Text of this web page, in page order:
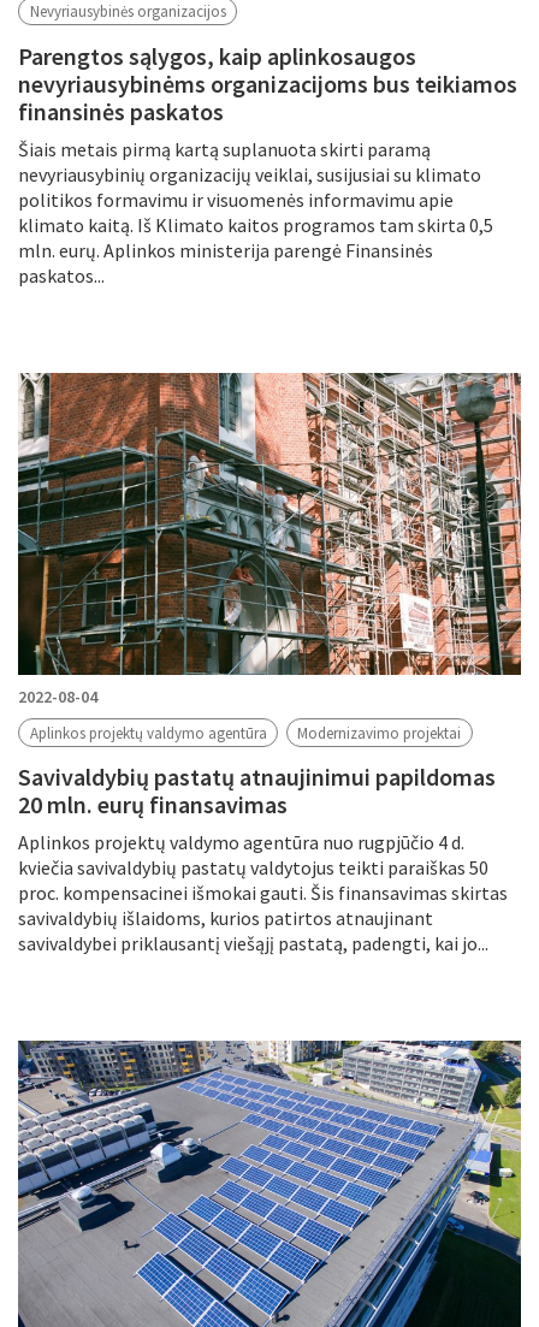
Nevyriausybinės organizacijos
Parengtos sąlygos, kaip aplinkosaugos
nevyriausybinėms organizacijoms bus teikiamos
finansinės paskatos
Šiais metais pirmą kartą suplanuota skirti paramą
nevyriausybinių organizacijų veiklai, susijusiai su klimato
politikos formavimu ir visuomenės informavimu apie
klimato kaitą. Iš Klimato kaitos programos tam skirta 0,5
mln. eurų. Aplinkos ministerija parengė Finansinės
paskatos...
2022-08-04
Aplinkos projektų valdymo agentūra Modernizavimo projektai
Savivaldybių pastatų atnaujinimui papildomas
20 mln. eurų finansavimas
Aplinkos projektų valdymo agentūra nuo rugpjūčio 4 d.
kviečia savivaldybių pastatų valdytojus teikti paraiškas 50
proc. kompensacinei išmokai gauti. Šis finansavimas skirtas
savivaldybių išlaidoms, kurios patirtos atnaujinant
savivaldybei priklausantį viešąjį pastatą, padengti, kai jo...